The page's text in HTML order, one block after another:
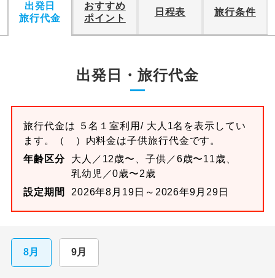
出発日
旅行代金
おすすめ
ポイント
日程表 旅行条件
出発日・旅行代金
旅行代金は ５名１室利用/ 大人1名を表示してい
ます。
（ ）内料金は子供旅行代金です。
年齢区分
大人／12歳〜、子供／6歳〜11歳、
乳幼児／0歳〜2歳
設定期間
2026年8月19日～2026年9月29日
8月 9月